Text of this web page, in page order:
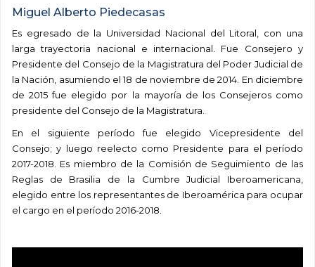
Miguel Alberto Piedecasas
Es egresado de la Universidad Nacional del Litoral, con una
larga trayectoria nacional e internacional. Fue Consejero y
Presidente del Consejo de la Magistratura del Poder Judicial de
la Nación, asumiendo el 18 de noviembre de 2014. En diciembre
de 2015 fue elegido por la mayoría de los Consejeros como
presidente del Consejo de la Magistratura.
En el siguiente período fue elegido Vicepresidente del
Consejo; y luego reelecto como Presidente para el período
2017-2018. Es miembro de la Comisión de Seguimiento de las
Reglas de Brasilia de la Cumbre Judicial Iberoamericana,
elegido entre los representantes de Iberoamérica para ocupar
el cargo en el período 2016-2018.